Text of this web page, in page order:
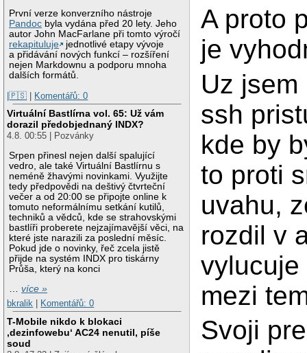
První verze konverzního nástroje
Pandoc byla vydána před 20 lety. Jeho
autor John MacFarlane při tomto výročí
rekapituluje
jednotlivé etapy vývoje
a přidávání nových funkcí – rozšíření
nejen Markdownu a podporu mnoha
dalších formátů.
|🇵🇸 | Komentářů: 0
Virtuální Bastlírna vol. 65: Už vám
dorazil předobjednaný INDX?
4.8. 00:55 | Pozvánky
Srpen přinesl nejen další spalující
vedro, ale také Virtuální Bastlírnu s
neméně žhavými novinkami. Využijte
tedy předpovědi na deštivý čtvrteční
večer a od 20:00 se připojte online k
tomuto neformálnímu setkání kutilů,
techniků a vědců, kde se strahovskými
bastlíři proberete nejzajímavější věci, na
které jste narazili za poslední měsíc.
Pokud jde o novinky, řeč zcela jistě
přijde na systém INDX pro tiskárny
Průša, který na konci
…více »
bkralik
Komentářů: 0
T-Mobile nikdo k blokaci
‚dezinfowebu‘ AC24 nenutil, píše
soud
A proto
je
Uz
ssh
kde by
to proti
uvahu,
rozdil v
vylucuje
mezi
Svoji